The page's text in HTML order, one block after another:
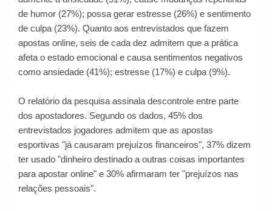
de humor (27%); possa gerar estresse (26%) e sentimento
de culpa (23%). Quanto aos entrevistados que fazem
apostas online, seis de cada dez admitem que a prática
afeta o estado emocional e causa sentimentos negativos
como ansiedade (41%); estresse (17%) e culpa (9%).
O relatório da pesquisa assinala descontrole entre parte
dos apostadores. Segundo os dados, 45% dos
entrevistados jogadores admitem que as apostas
esportivas "já causaram prejuízos financeiros", 37% dizem
ter usado "dinheiro destinado a outras coisas importantes
para apostar online" e 30% afirmaram ter "prejuízos nas
relações pessoais".